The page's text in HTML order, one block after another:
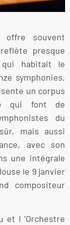
offre souvent
presque
qui habitait le
symphonies,
un corpus
qui font de
du
mais aussi
avec son
une intégrale
le 9 janvier
compositeur
et l ‘Orchestre